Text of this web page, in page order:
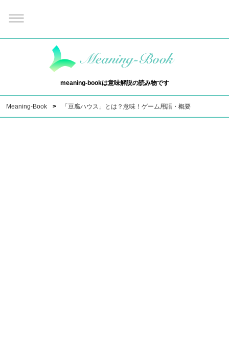
meaning-bookは意味解説の読み物です
Meaning-Book 「豆腐ハウス」とは？意味！ゲーム用語・概要